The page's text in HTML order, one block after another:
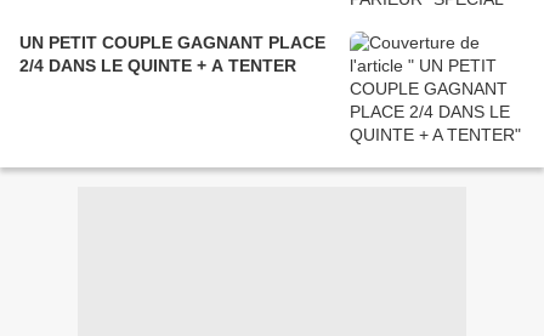
UN PETIT COUPLE GAGNANT PLACE
2/4 DANS LE QUINTE + A TENTER